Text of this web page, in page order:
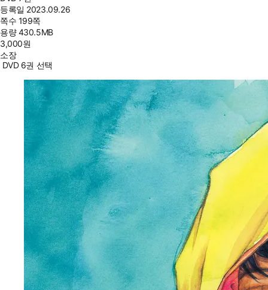
등록일 2023.09.26
쪽수 199쪽
용량430.5MB
3,000원
소장
DVD 6권 선택